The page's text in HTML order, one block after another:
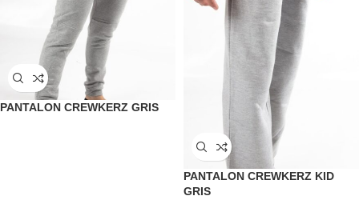
PANTALON CREWKERZ GRIS
PANTALON CREWKERZ KID
GRIS